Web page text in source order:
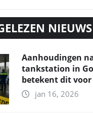
NIEUWS
Aanhoudingen
tankstation in
betekent dit
jan 16, 2026